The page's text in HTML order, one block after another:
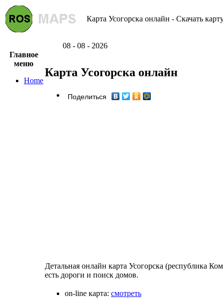
Карта Усогорска онлайн - Скачать
08 - 08 - 2026
Главное
меню
Home
Карта Усогорска онлайн
Поделиться
Детальная онлайн карта Усогорска (республика
есть дороги и поиск домов.
on-line карта: смотреть